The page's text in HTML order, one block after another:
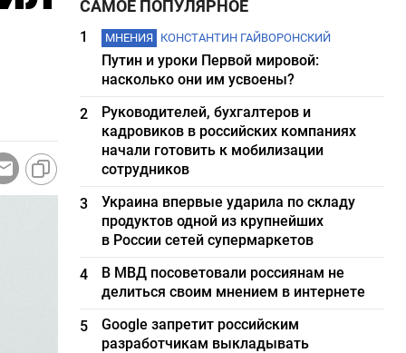
САМОЕ ПОПУЛЯРНОЕ
1 МНЕНИЯ КОНСТАНТИН ГАЙВОРОНСКИЙ
Путин и уроки Первой мировой:
насколько они им усвоены?
2
Руководителей, бухгалтеров и
кадровиков в российских компаниях
начали готовить к мобилизации
сотрудников
3
Украина впервые ударила по складу
продуктов одной из крупнейших
в России сетей супермаркетов
4
В МВД посоветовали россиянам не
делиться своим мнением в интернете
5
Google запретит российским
разработчикам выкладывать